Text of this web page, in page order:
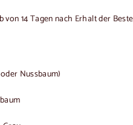
von 14 Tagen nach Erhalt der
Nussbaum)